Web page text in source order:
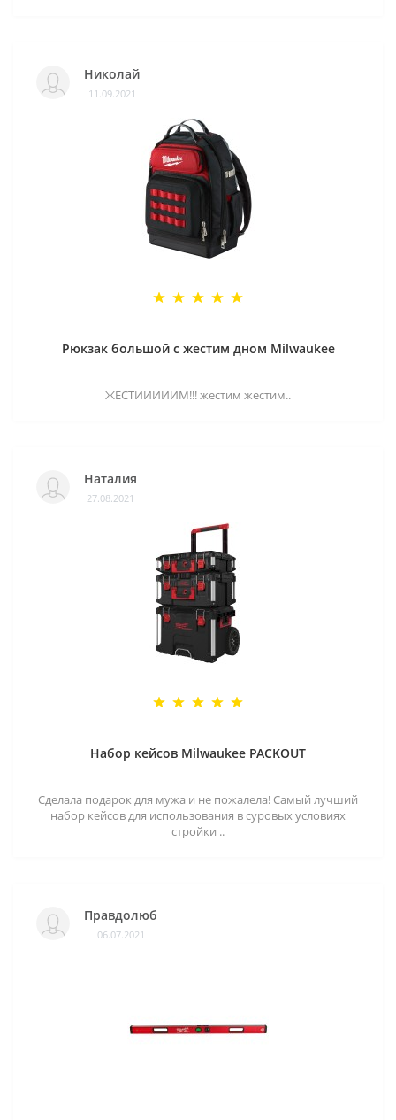
Николай
11.09.2021
Рюкзак большой с жестим дном Milwaukee
ЖЕСТИИИИИМ!!! жестим жестим..
Наталия
27.08.2021
Набор кейсов Milwaukee PACKOUT
Сделала подарок для мужа и не пожалела! Самый лучший
набор кейсов для использования в суровых условиях
стройки ..
Правдолюб
06.07.2021